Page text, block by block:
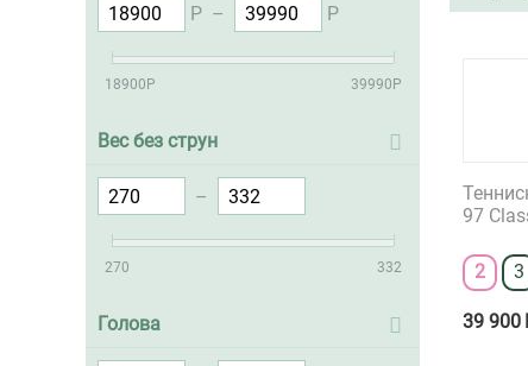
Р – Р
18900 Р 39990 Р
Вес без струн
–
270 332
Голова
97
2 3
39 900